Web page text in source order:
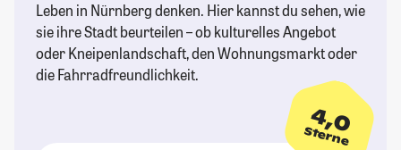
Leben in Nürnberg denken. Hier kannst du sehen, wie
sie ihre Stadt beurteilen – ob kulturelles Angebot
oder Kneipenlandschaft, den Wohnungsmarkt oder
die Fahrradfreundlichkeit.
4,0
Sterne